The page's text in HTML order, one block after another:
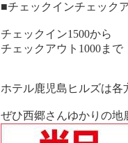
■チェックインチェック
チェックイン1500から
チェックアウト1000まで
ホテル鹿児島ヒルズは各
ぜひ西郷さんゆかりの地
宿